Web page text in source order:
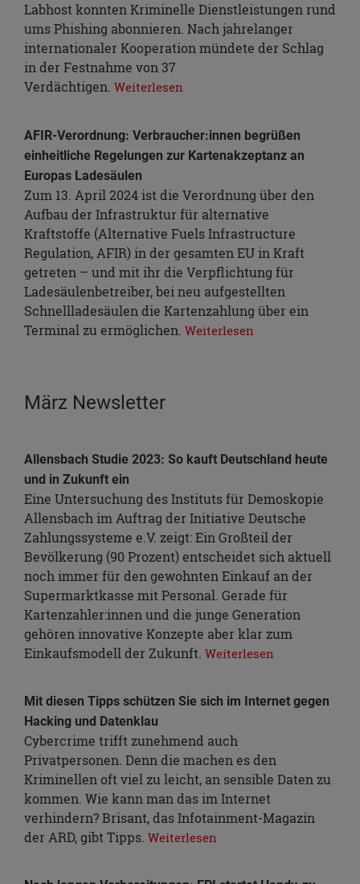
Labhost konnten Kriminelle Dienstleistungen rund
ums Phishing abonnieren. Nach jahrelanger
internationaler Kooperation mündete der Schlag
in der Festnahme von 37
Verdächtigen. Weiterlesen
AFIR-Verordnung: Verbraucher:innen begrüßen
einheitliche Regelungen zur Kartenakzeptanz an
Europas Ladesäulen
Zum 13. April 2024 ist die Verordnung über den
Aufbau der Infrastruktur für alternative
Kraftstoffe (Alternative Fuels Infrastructure
Regulation, AFIR) in der gesamten EU in Kraft
getreten – und mit ihr die Verpflichtung für
Ladesäulenbetreiber, bei neu aufgestellten
Schnellladesäulen die Kartenzahlung über ein
Terminal zu ermöglichen. Weiterlesen
März Newsletter
Allensbach Studie 2023: So kauft Deutschland heute
und in Zukunft ein
Eine Untersuchung des Instituts für Demoskopie
Allensbach im Auftrag der Initiative Deutsche
Zahlungssysteme e.V. zeigt: Ein Großteil der
Bevölkerung (90 Prozent) entscheidet sich aktuell
noch immer für den gewohnten Einkauf an der
Supermarktkasse mit Personal. Gerade für
Kartenzahler:innen und die junge Generation
gehören innovative Konzepte aber klar zum
Einkaufsmodell der Zukunft. Weiterlesen
Mit diesen Tipps schützen Sie sich im Internet gegen
Hacking und Datenklau
Cybercrime trifft zunehmend auch
Privatpersonen. Denn die machen es den
Kriminellen oft viel zu leicht, an sensible Daten zu
kommen. Wie kann man das im Internet
verhindern? Brisant, das Infotainment-Magazin
der ARD, gibt Tipps. Weiterlesen